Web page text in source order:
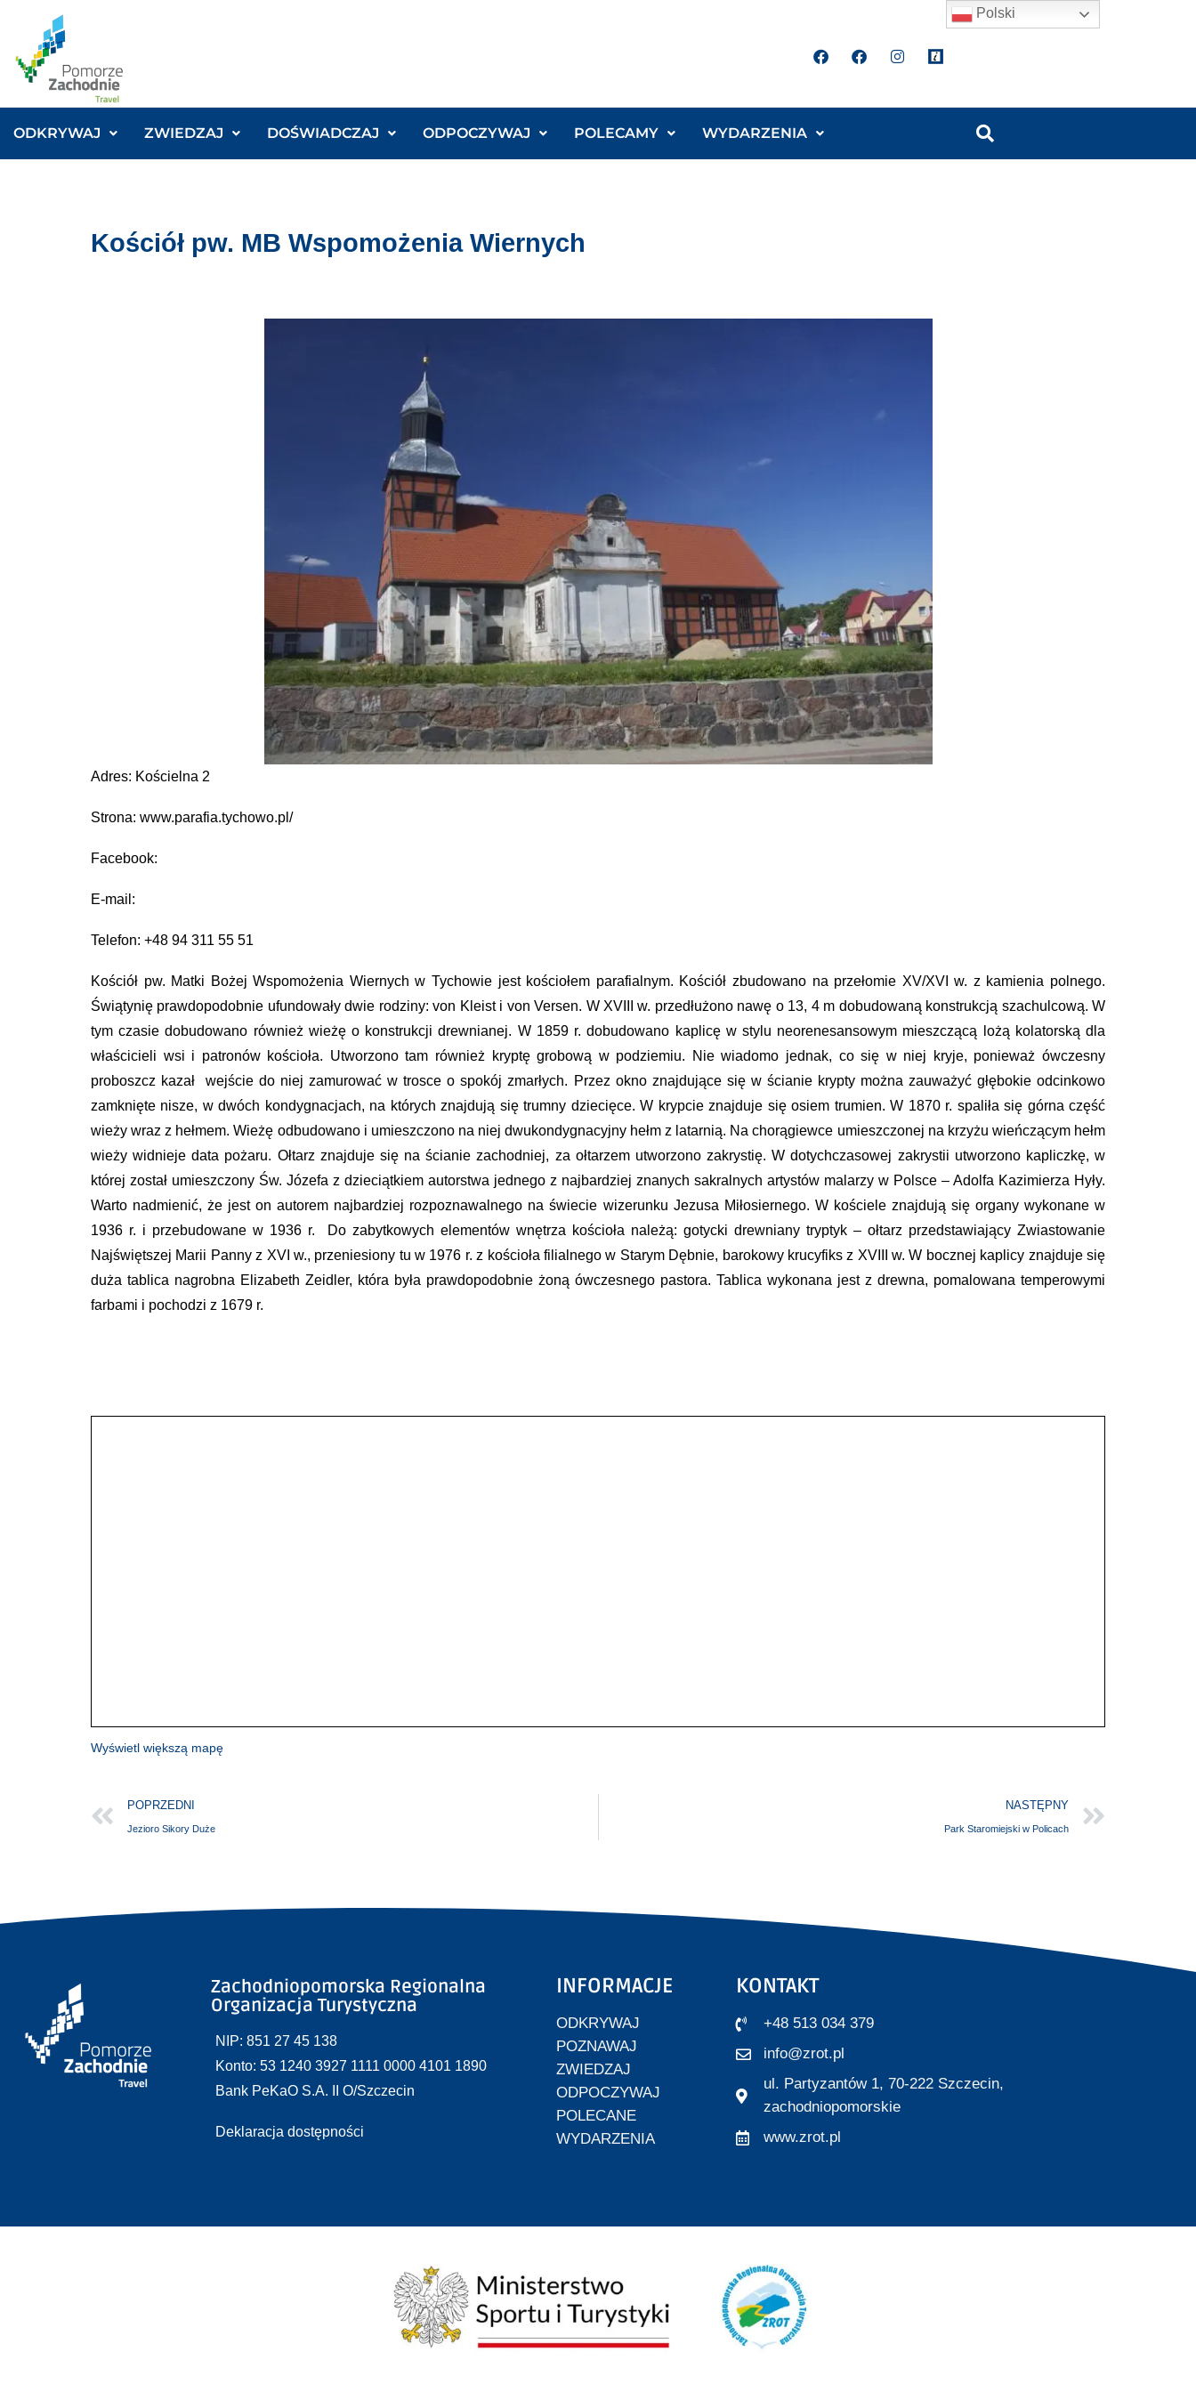
ODKRYWAJ ZWIEDZAJ DOŚWIADCZAJ ODPOCZYWAJ POLECAMY WYDARZENIA
Kościół pw. MB Wspomożenia Wiernych
Adres: Kościelna 2
Strona: www.parafia.tychowo.pl/
Facebook:
E-mail:
Telefon: +48 94 311 55 51
Kościół pw. Matki Bożej Wspomożenia Wiernych w Tychowie jest kościołem parafialnym. Kościół zbudowano na przełomie XV/XVI w. z kamienia polnego.
Świątynię prawdopodobnie ufundowały dwie rodziny: von Kleist i von Versen. W XVIII w. przedłużono nawę o 13, 4 m dobudowaną konstrukcją szachulcową. W
tym czasie dobudowano również wieżę o konstrukcji drewnianej. W 1859 r. dobudowano kaplicę w stylu neorenesansowym mieszczącą lożą kolatorską dla
właścicieli wsi i patronów kościoła. Utworzono tam również kryptę grobową w podziemiu. Nie wiadomo jednak, co się w niej kryje, ponieważ ówczesny
proboszcz kazał wejście do niej zamurować w trosce o spokój zmarłych. Przez okno znajdujące się w ścianie krypty można zauważyć głębokie odcinkowo
zamknięte nisze, w dwóch kondygnacjach, na których znajdują się trumny dziecięce. W krypcie znajduje się osiem trumien. W 1870 r. spaliła się górna część
wieży wraz z hełmem. Wieżę odbudowano i umieszczono na niej dwukondygnacyjny hełm z latarnią. Na chorągiewce umieszczonej na krzyżu wieńczącym hełm
wieży widnieje data pożaru. Ołtarz znajduje się na ścianie zachodniej, za ołtarzem utworzono zakrystię. W dotychczasowej zakrystii utworzono kapliczkę, w
której został umieszczony Św. Józefa z dzieciątkiem autorstwa jednego z najbardziej znanych sakralnych artystów malarzy w Polsce – Adolfa Kazimierza Hyły.
Warto nadmienić, że jest on autorem najbardziej rozpoznawalnego na świecie wizerunku Jezusa Miłosiernego. W kościele znajdują się organy wykonane w
1936 r. i przebudowane w 1936 r. Do zabytkowych elementów wnętrza kościoła należą: gotycki drewniany tryptyk – ołtarz przedstawiający Zwiastowanie
Najświętszej Marii Panny z XVI w., przeniesiony tu w 1976 r. z kościoła filialnego w Starym Dębnie, barokowy krucyfiks z XVIII w. W bocznej kaplicy znajduje się
duża tablica nagrobna Elizabeth Zeidler, która była prawdopodobnie żoną ówczesnego pastora. Tablica wykonana jest z drewna, pomalowana temperowymi
farbami i pochodzi z 1679 r.
Wyświetl większą mapę
POPRZEDNI
Jezioro Sikory Duże
NASTĘPNY
Park Staromiejski w Policach
Zachodniopomorska Regionalna
Organizacja Turystyczna
NIP: 851 27 45 138
Konto: 53 1240 3927 1111 0000 4101 1890
Bank PeKaO S.A. II O/Szczecin
Deklaracja dostępności
INFORMACJE
ODKRYWAJ
POZNAWAJ
ZWIEDZAJ
ODPOCZYWAJ
POLECANE
WYDARZENIA
KONTAKT
+48 513 034 379
info@zrot.pl
ul. Partyzantów 1, 70-222 Szczecin,
zachodniopomorskie
www.zrot.pl
Polski